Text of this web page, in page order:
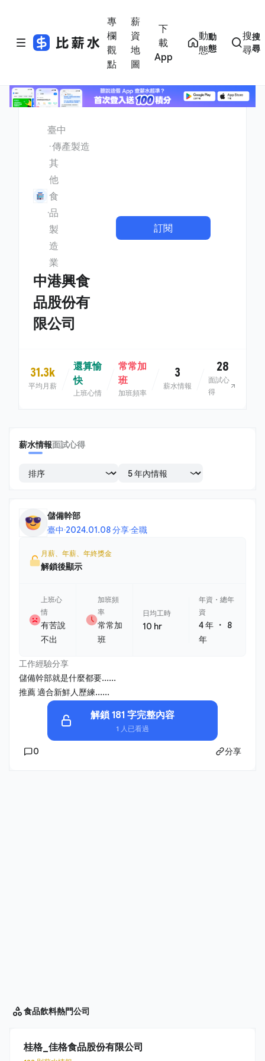
專
欄
觀
點
薪
資
地
圖
下
載
App
動
態
動
態
搜
尋
搜
尋
臺中
傳產製造
其
他
食
品
製
造
業
中港興食
品股份有
限公司
訂閱
31.3k
平均月薪
還算愉
快
上班心情
常常加
班
加班頻率
3
薪水情報
28
面試心
得
薪水情報面試心得
儲備幹部
臺中·2024.01.08 分享·全職
月薪、年薪、年終獎金
解鎖後顯示
上班心
情
有苦說
不出
加班頻
率
常常加
班
日均工時
10 hr
年資・總年
資
4 年 ・
8
年
工作經驗分享
儲備幹部就是什麼都要......
推薦 適合新鮮人歷練......
解鎖 181 字完整內容
1 人已看過
0 分享
食品飲料熱門公司
桂格_佳格食品股份有限公司